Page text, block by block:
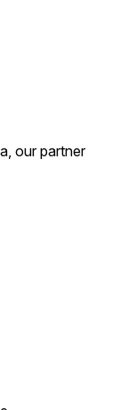
our partner